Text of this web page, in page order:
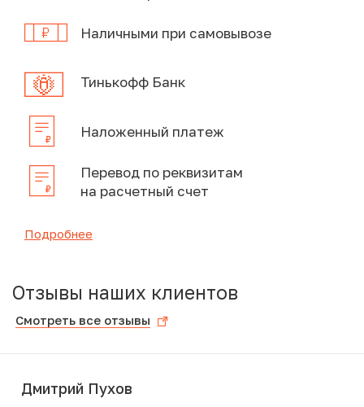
Наличными при самовывозе
Тинькофф Банк
Наложенный платеж
Перевод по реквизитам
на расчетный счет
Подробнее
Отзывы наших клиентов
Смотреть все отзывы
Дмитрий Пухов